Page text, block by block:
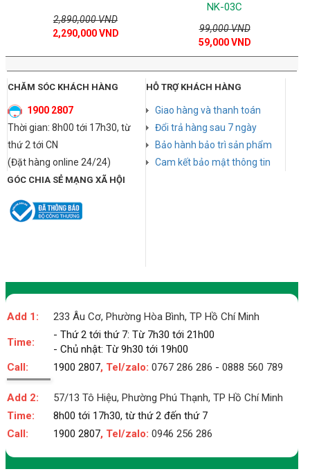
2,890,000 VND
2,290,000 VND
NK-03C
99,000 VND
59,000 VND
CHĂM SÓC KHÁCH HÀNG
1900 2807
Thời gian: 8h00 tới 17h30, từ
thứ 2 tới CN
(Đặt hàng online 24/24)
HỖ TRỢ KHÁCH HÀNG
Giao hàng và thanh toán
Đổi trả hàng sau 7 ngày
Bảo hành bảo trì sản phẩm
Cam kết bảo mật thông tin
GÓC CHIA SẺ MẠNG XÃ HỘI
Add 1: 233 Âu Cơ, Phường Hòa Bình, TP Hồ Chí Minh
Time:
- Thứ 2 tới thứ 7: Từ 7h30 tới 21h00
- Chủ nhật: Từ 9h30 tới 19h00
Call:
1900 2807, Tel/zalo:0767 286 286 -0888 560 789
Add 2:
57/13 Tô Hiệu, Phường Phú Thạnh, TP Hồ Chí Minh
Time:
8h00 tới 17h30, từ thứ 2 đến thứ 7
Call:
1900 2807, Tel/zalo:0946 256 286